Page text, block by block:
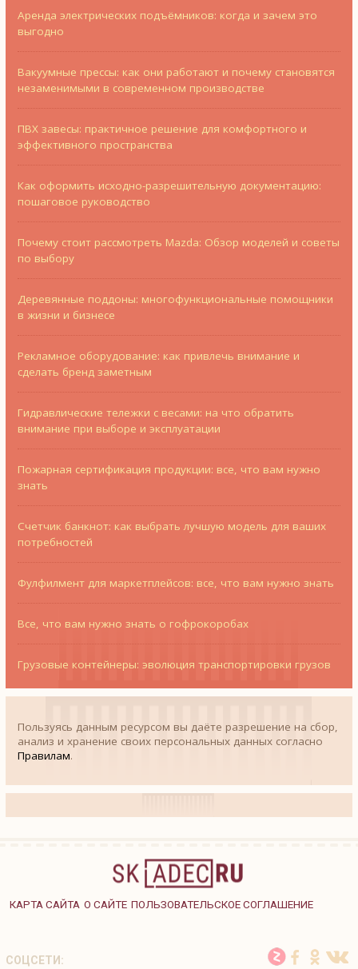
Аренда электрических подъёмников: когда и зачем это
выгодно
Вакуумные прессы: как они работают и почему становятся
незаменимыми в современном производстве
ПВХ завесы: практичное решение для комфортного и
эффективного пространства
Как оформить исходно-разрешительную документацию:
пошаговое руководство
Почему стоит рассмотреть Mazda: Обзор моделей и советы
по выбору
Деревянные поддоны: многофункциональные помощники
в жизни и бизнесе
Рекламное оборудование: как привлечь внимание и
сделать бренд заметным
Гидравлические тележки с весами: на что обратить
внимание при выборе и эксплуатации
Пожарная сертификация продукции: все, что вам нужно
знать
Счетчик банкнот: как выбрать лучшую модель для ваших
потребностей
Фулфилмент для маркетплейсов: все, что вам нужно знать
Все, что вам нужно знать о гофрокоробах
Грузовые контейнеры: эволюция транспортировки грузов
Пользуясь данным ресурсом вы даёте разрешение на сбор,
анализ и хранение своих персональных данных согласно
Правилам.
КАРТА САЙТА О САЙТЕ ПОЛЬЗОВАТЕЛЬСКОЕ СОГЛАШЕНИЕ
СОЦСЕТИ: